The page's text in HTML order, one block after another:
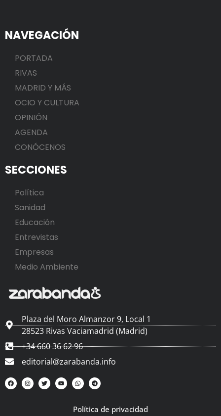
NAVEGACIÓN
PORTADA
RIVAS
MADRID Y MÁS
OCIO Y CULTURA
OPINIÓN
AGENDA
CONÓCENOS
SECCIONES
Política
Sanidad
Educación
Entrevistas
Empresas
Medio Ambiente
Plaza del Moro Almanzor 9, Local 1
28523 Rivas Vaciamadrid (Madrid)
+34 660 36 62 96
editorial@zarabanda.info
Política de privacidad